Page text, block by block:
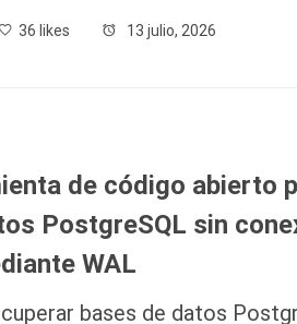
36 likes 13 julio, 2026
de código abierto
PostgreSQL sin
WAL
bases de datos